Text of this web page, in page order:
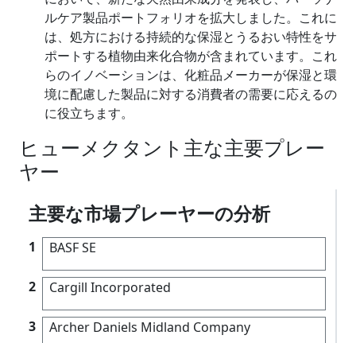
ルケア製品ポートフォリオを拡大しました。これに
は、処方における持続的な保湿とうるおい特性をサ
ポートする植物由来化合物が含まれています。これ
らのイノベーションは、化粧品メーカーが保湿と環
境に配慮した製品に対する消費者の需要に応えるの
に役立ちます。
ヒューメクタント主な主要プレー
ヤー
主要な市場プレーヤーの分析
1 BASF SE
2 Cargill Incorporated
3 Archer Daniels Midland Company